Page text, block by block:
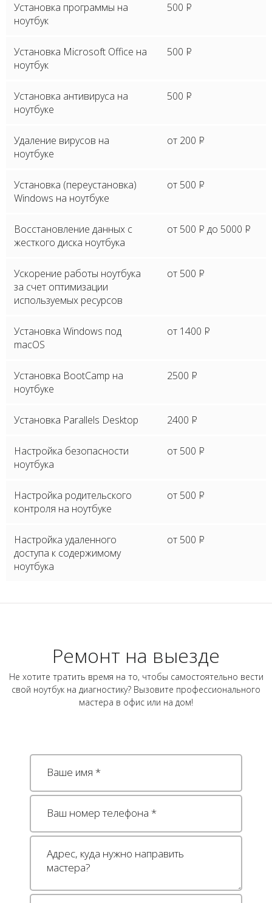
Установка программы на
ноутбук
500 P
Установка Microsoft Office на
ноутбук
500 P
Установка антивируса на
ноутбуке
500 P
Удаление вирусов на
ноутбуке
от 200 P
Установка (переустановка)
Windows на ноутбуке
от 500 P
Восстановление данных с
жесткого диска ноутбука
от 500 P до 5000 P
Ускорение работы ноутбука
за счет оптимизации
используемых ресурсов
от 500 P
Установка Windows под
macOS
от 1400 P
Установка BootCamp на
ноутбуке
2500 P
Установка Parallels Desktop 2400 P
Настройка безопасности
ноутбука
от 500 P
Настройка родительского
контроля на ноутбуке
от 500 P
Настройка удаленного
доступа к содержимому
ноутбука
от 500 P
Ремонт на выезде
Не хотите тратить время на то, чтобы самостоятельно вести
свой ноутбук на диагностику? Вызовите профессионального
мастера в офис или на дом!